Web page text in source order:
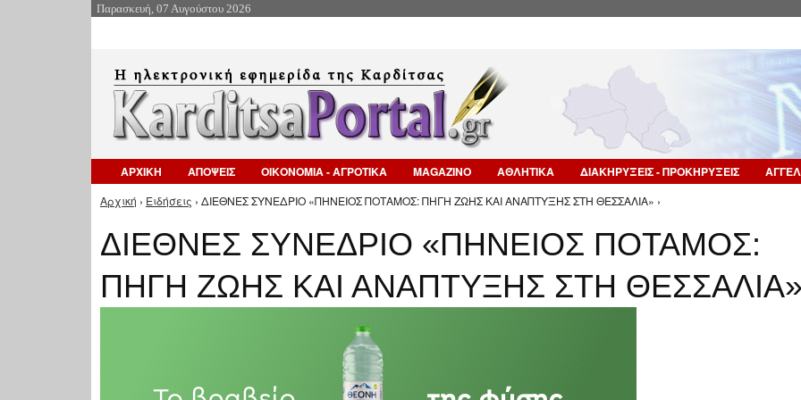
Παρασκευή, 07 Αυγούστου 2026
ΑΡΧΙΚΗ ΑΠΟΨΕΙΣ ΟΙΚΟΝΟΜΙΑ - ΑΓΡΟΤΙΚΑ MAGAZINO ΑΘΛΗΤΙΚΑ ΔΙΑΚΗΡΥΞΕΙΣ - ΠΡΟΚΗΡΥΞΕΙΣ
Είστε εδώ
Αρχική › Ειδήσεις › ΔΙΕΘΝΕΣ ΣΥΝΕΔΡΙΟ «ΠΗΝΕΙΟΣ ΠΟΤΑΜΟΣ: ΠΗΓΗ ΖΩΗΣ ΚΑΙ ΑΝΑΠΤΥΞΗΣ ΣΤΗ ΘΕΣΣΑΛΙΑ» ›
ΔΙΕΘΝΕΣ ΣΥΝΕΔΡΙΟ «ΠΗΝΕΙΟΣ ΠΟΤΑΜΟΣ:
ΠΗΓΗ ΖΩΗΣ ΚΑΙ ΑΝΑΠΤΥΞΗΣ ΣΤΗ ΘΕΣΣΑΛΙΑ»